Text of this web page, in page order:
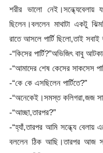
শরীর ভালো
ছিলেন।বললেন মাথাটা একটু
রাতে আসলে পার্টি ছিলো,তাই
-“কিসের পার্টি?”অভিজিৎ বাবু
-“আমাদের শেষ কেসের সাকসেস
-“কে কে এসছিলেন পার্টিতে?”
-“অনেকেই।সমস্ত কলিগরা,জজ
-“আচ্ছা,তারপর?”
-“হ্যাঁ,তারপর আমি সন্ধ্যে বেলায়
বললেন ঠিক আছি।তারপর আজ